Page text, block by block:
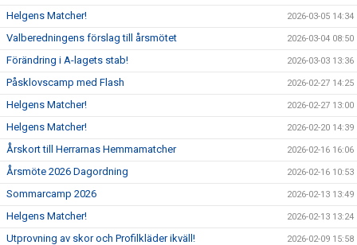
Helgens Matcher! 2026-03-05 14:34
Valberedningens förslag till årsmötet 2026-03-04 08:50
Förändring i A-lagets stab! 2026-03-03 13:36
Påsklovscamp med Flash 2026-02-27 14:25
Helgens Matcher! 2026-02-27 13:00
Helgens Matcher! 2026-02-20 14:39
Årskort till Herrarnas Hemmamatcher 2026-02-16 16:06
Årsmöte 2026 Dagordning 2026-02-16 10:53
Sommarcamp 2026 2026-02-13 13:49
Helgens Matcher! 2026-02-13 13:24
Utprovning av skor och Profilkläder ikväll! 2026-02-09 15:58